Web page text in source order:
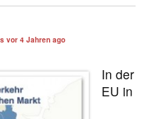
vor 4 Jahren ago
In der
EU in